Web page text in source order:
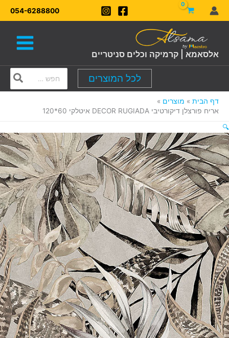
דילוג
לתוכן
054-6288800
אלסאמא | קרמיקה וכלים סניטריים
לכל המוצרים
for:
דף הבית
מוצרים
אריח פורצלן דיקורטיבי DECOR RUGIADA איטלקי 60*120
🔍